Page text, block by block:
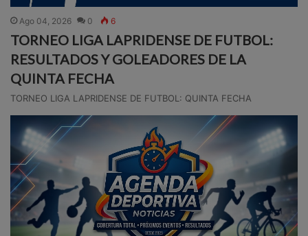
Ago 04, 2026 0 6
TORNEO LIGA LAPRIDENSE DE FUTBOL:
RESULTADOS Y GOLEADORES DE LA
QUINTA FECHA
TORNEO LIGA LAPRIDENSE DE FUTBOL: QUINTA FECHA